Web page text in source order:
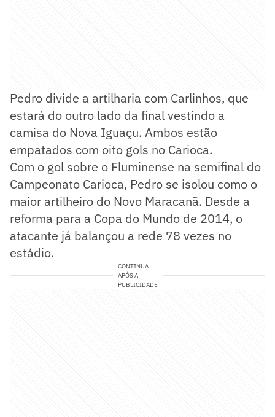
Pedro divide a artilharia com Carlinhos, que
estará do outro lado da final vestindo a
camisa do Nova Iguaçu. Ambos estão
empatados com oito gols no Carioca.
Com o gol sobre o Fluminense na semifinal do
Campeonato Carioca, Pedro se isolou como o
maior artilheiro do Novo Maracanã. Desde a
reforma para a Copa do Mundo de 2014, o
atacante já balançou a rede 78 vezes no
estádio.
CONTINUA
APÓS A
PUBLICIDADE